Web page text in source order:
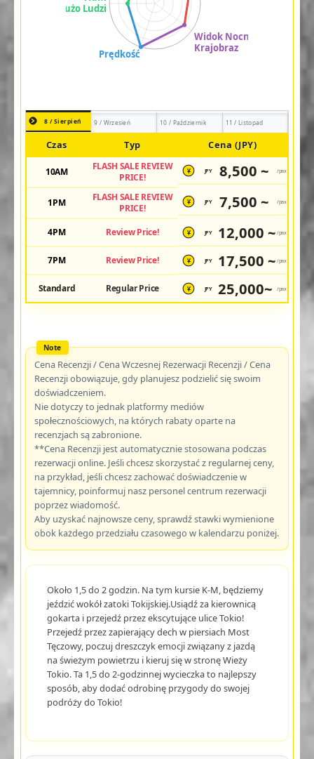
8 / Sierpień 9 / Wrzesień 10 / Październik 11 / Listopad
Czas Typ Cena (JPY)
10AM
FLASH SALE REVIEW
PRICE!
¥ JPY 8,500 ~ /pax
1PM
FLASH SALE REVIEW
PRICE!
¥ JPY 7,500 ~ /pax
4PM Review Price! ¥ JPY 12,000 ~ /pax
7PM Review Price! ¥ JPY 17,500 ~ /pax
Standard Regular Price ¥ JPY 25,000~ /pax
Cena Recenzji / Cena Wczesnej Rezerwacji Recenzji / Cena
Recenzji obowiązuje, gdy planujesz podzielić się swoim
doświadczeniem.
Nie dotyczy to jednak platformy mediów
społecznościowych, na których rabaty oparte na
recenzjach są zabronione.
**Cena Recenzji jest automatycznie stosowana podczas
rezerwacji online. Jeśli chcesz skorzystać z regularnej ceny,
na przykład, jeśli chcesz zachować doświadczenie w
tajemnicy, poinformuj nasz personel centrum rezerwacji
poprzez wiadomość.
Aby uzyskać najnowsze ceny, sprawdź stawki wymienione
obok każdego przedziału czasowego w kalendarzu poniżej.
Około 1,5 do 2 godzin. Na tym kursie K-M, będziemy
jeździć wokół zatoki Tokijskiej.Usiądź za kierownicą
gokarta i przejedź przez ekscytujące ulice Tokio!
Przejedź przez zapierający dech w piersiach Most
Tęczowy, poczuj dreszczyk emocji związany z jazdą
na świeżym powietrzu i kieruj się w stronę Wieży
Tokio. Ta 1,5 do 2-godzinnej wycieczka to najlepszy
sposób, aby dodać odrobinę przygody do swojej
podróży do Tokio!